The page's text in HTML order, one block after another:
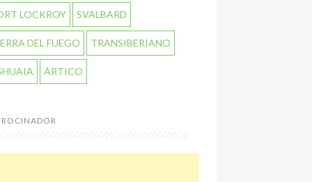
LOCKROY SVALBARD
DEL FUEGO TRANSIBERIANO
ÁRTICO